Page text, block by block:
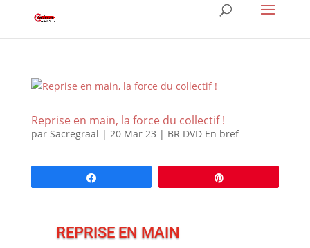
Reprise en main, la force du collectif !
par Sacregraal | 20 Mar 23 | BR DVD En bref
REPRISE EN MAIN